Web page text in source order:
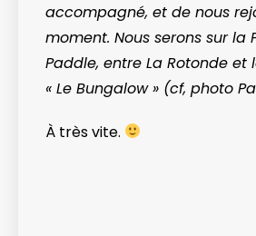
accompagné, et de nous
moment. Nous serons sur la
Paddle, entre La Rotonde et
« Le Bungalow » (cf, photo
À très vite.